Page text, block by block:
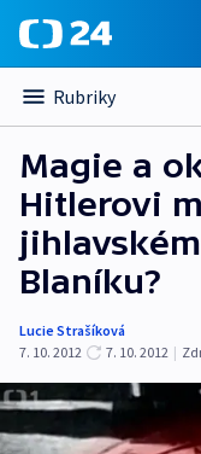
Rubriky
Magie a
Hitlerovi
Blaníku?
Lucie Strašíková
7. 10. 2012
7. 10. 2012 |